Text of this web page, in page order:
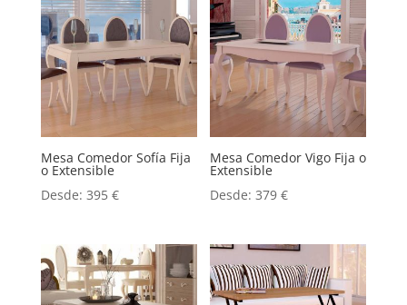
Mesa Comedor Sofía Fija
o Extensible
Desde: 395 €
Mesa Comedor Vigo Fija o
Extensible
Desde:379€